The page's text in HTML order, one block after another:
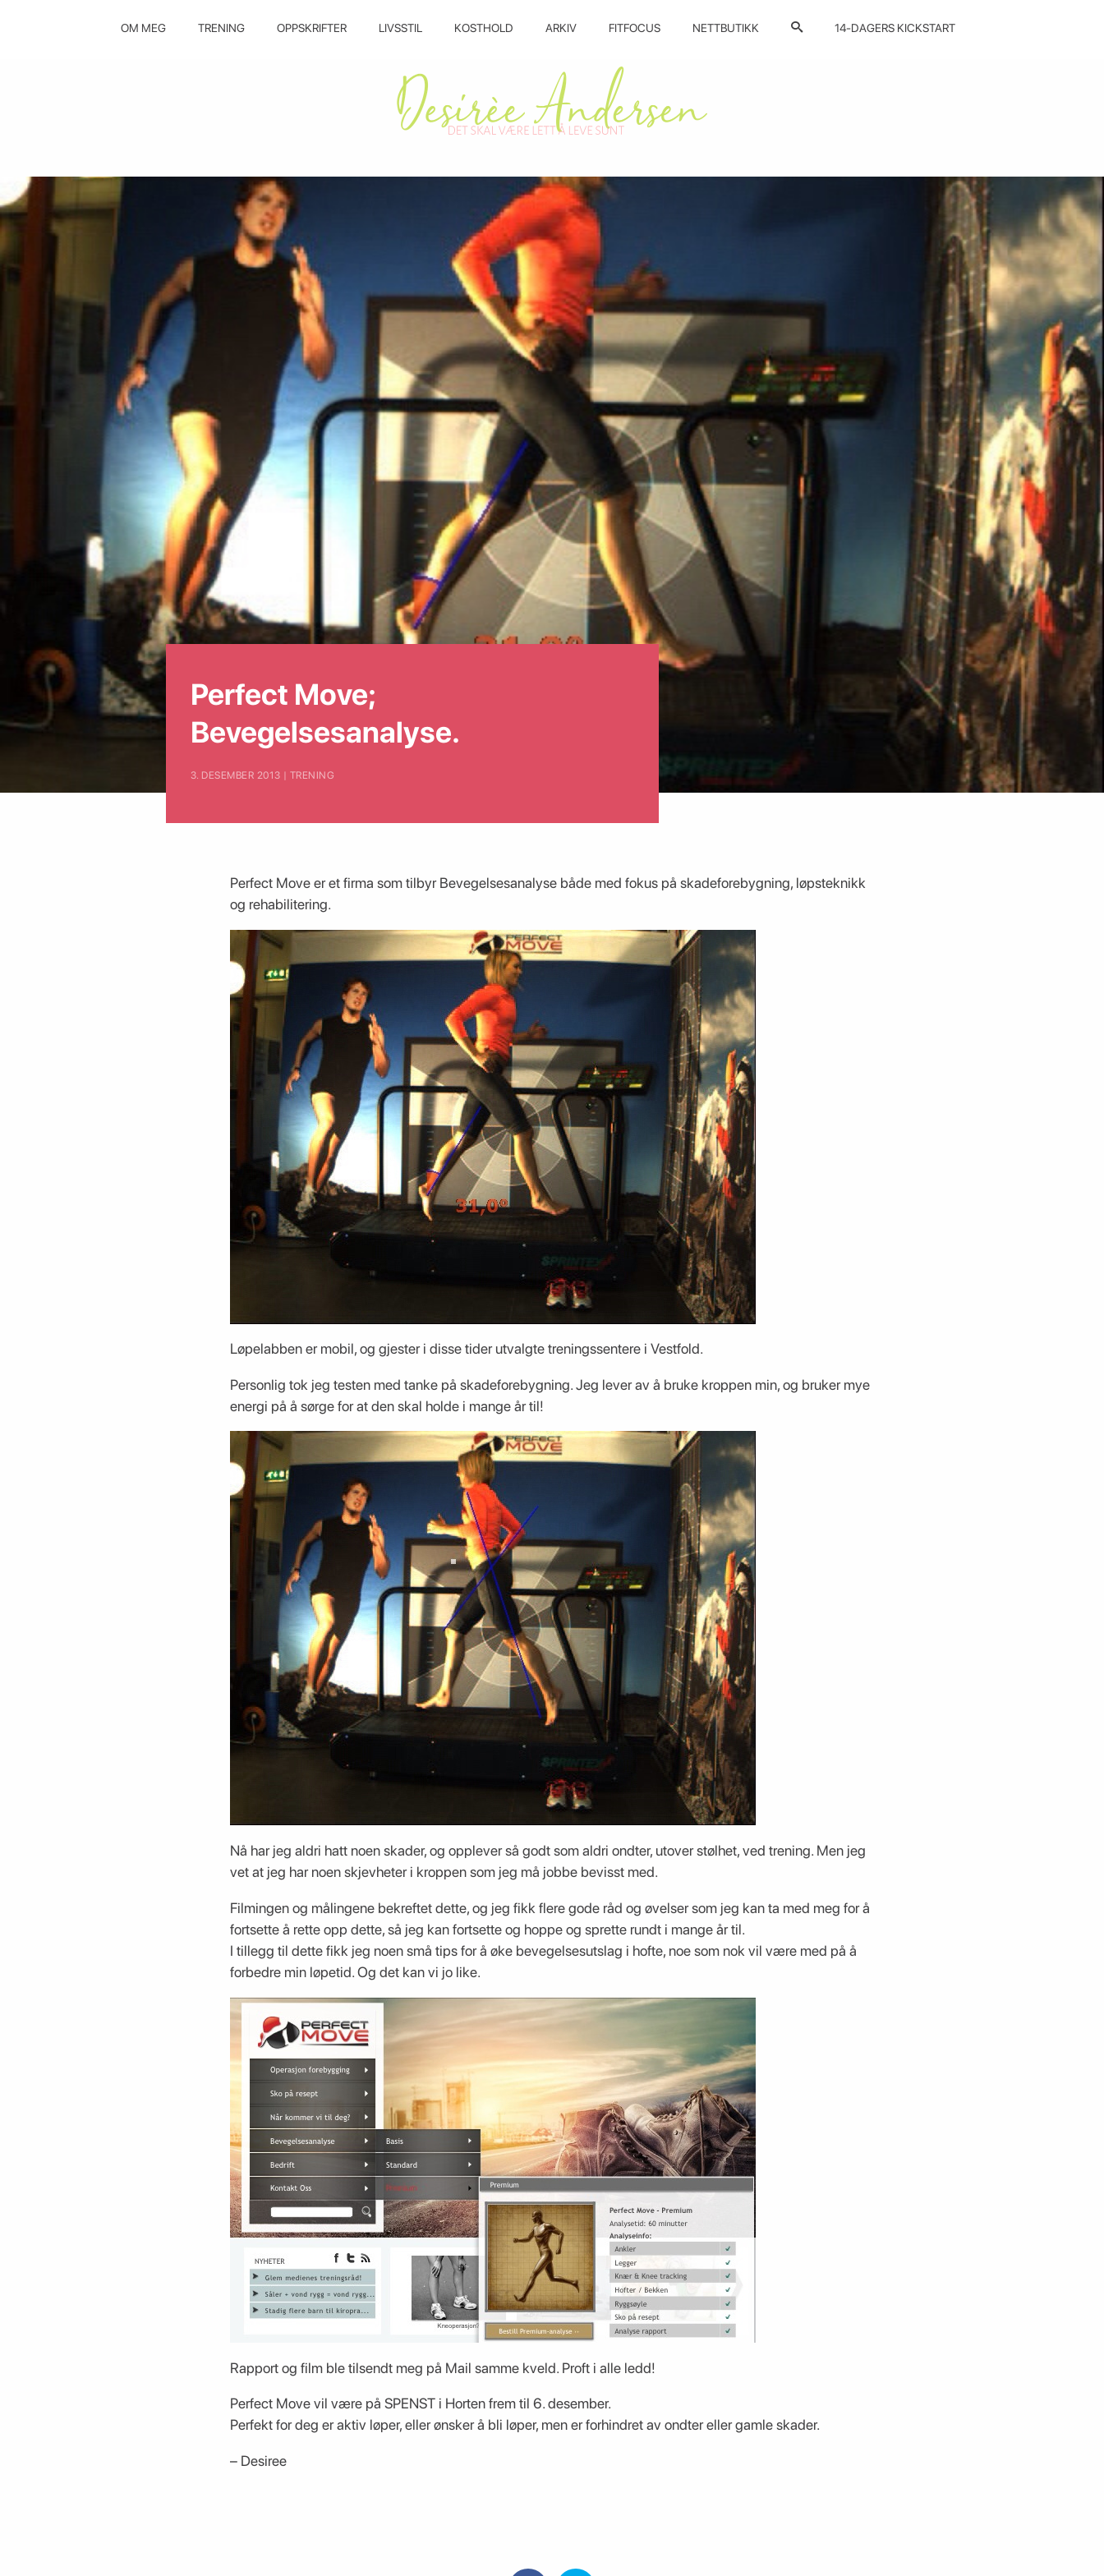
OM MEG TRENING OPPSKRIFTER LIVSSTIL KOSTHOLD ARKIV FITFOCUS NETTBUTIKK 14-DAGERS KICKSTART
Perfect Move;
Bevegelsesanalyse.
3. DESEMBER 2013 | TRENING
Perfect Move er et firma som tilbyr Bevegelsesanalyse både med fokus på skadeforebygning, løpsteknikk
og rehabilitering.
Løpelabben er mobil, og gjester i disse tider utvalgte treningssentere i Vestfold.
Personlig tok jeg testen med tanke på skadeforebygning. Jeg lever av å bruke kroppen min, og bruker mye
energi på å sørge for at den skal holde i mange år til!
Nå har jeg aldri hatt noen skader, og opplever så godt som aldri ondter, utover stølhet, ved trening. Men jeg
vet at jeg har noen skjevheter i kroppen som jeg må jobbe bevisst med.
Filmingen og målingene bekreftet dette, og jeg fikk flere gode råd og øvelser som jeg kan ta med meg for å
fortsette å rette opp dette, så jeg kan fortsette og hoppe og sprette rundt i mange år til.
I tillegg til dette fikk jeg noen små tips for å øke bevegelsesutslag i hofte, noe som nok vil være med på å
forbedre min løpetid. Og det kan vi jo like.
Rapport og film ble tilsendt meg på Mail samme kveld. Proft i alle ledd!
Perfect Move vil være på SPENST i Horten frem til 6. desember.
Perfekt for deg er aktiv løper, eller ønsker å bli løper, men er forhindret av ondter eller gamle skader.
– Desiree